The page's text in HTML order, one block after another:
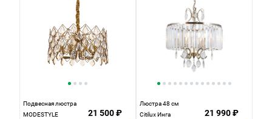
Подвесная люстра
MODESTYLE
21 500 ₽
Люстра 48 см
Citilux Инга
21 990 ₽